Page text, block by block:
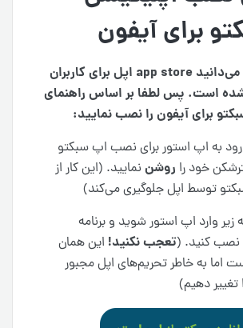
همان‌طور که می‌دانید app store اپل برای کاربران
شده است. پس لطفا بر اساس راهنمای
برای آیفون را نصب نمایید:
ورود به اپ استور برای نصب اپ سبکتو
خود را روشن نمایید. (این کار از
توسط اپل جلوگیری می‌کند)
زیر وارد اپ استور شوید و برنامه
تعجب نکنید! این همان
اما به خاطر تحریم‌های اپل مجبور
دهیم)